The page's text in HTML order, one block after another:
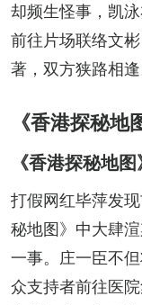
却频生怪事，凯
前往片场联络文
著，双方狭路相逢
《香港探秘
《香港探秘地
打假网红毕萍发
秘地图》中大肆
一事。庄一臣不
众支持者前往医